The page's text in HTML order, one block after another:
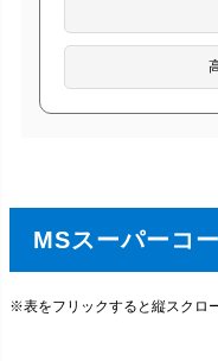
MSスーパーコ
※表をフリックすると縦スクロ